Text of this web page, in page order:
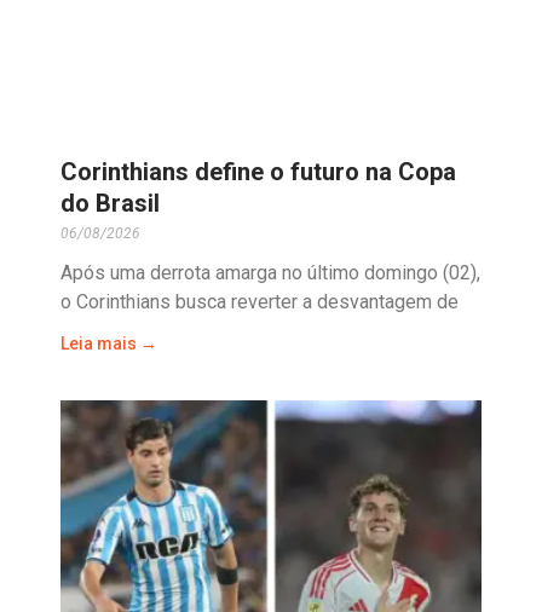
Corinthians define o futuro na Copa
do Brasil
06/08/2026
Após uma derrota amarga no último domingo (02),
o Corinthians busca reverter a desvantagem de
Leia mais →